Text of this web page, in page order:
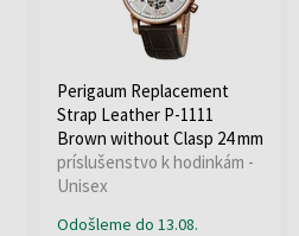
Perigaum Replacement
Strap Leather P-1111
Brown without Clasp 24 mm
príslušenstvo k hodinkám -
Unisex
Odošleme do 13.08.